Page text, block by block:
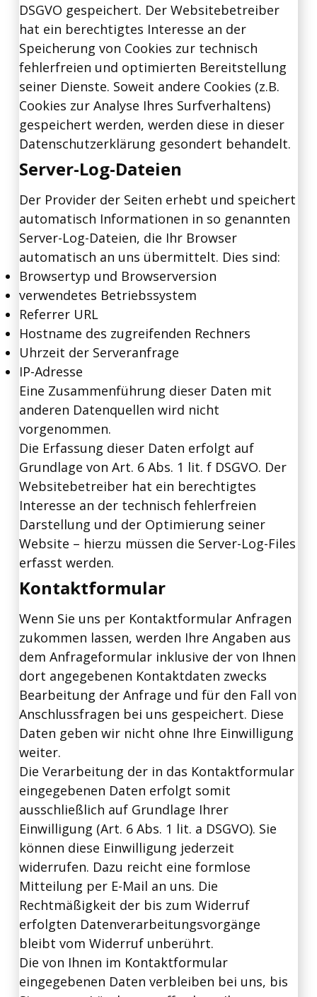
DSGVO gespeichert. Der Websitebetreiber
hat ein berechtigtes Interesse an der
Speicherung von Cookies zur technisch
fehlerfreien und optimierten Bereitstellung
seiner Dienste. Soweit andere Cookies (z.B.
Cookies zur Analyse Ihres Surfverhaltens)
gespeichert werden, werden diese in dieser
Datenschutzerklärung gesondert behandelt.
Server-Log-Dateien
Der Provider der Seiten erhebt und speichert
automatisch Informationen in so genannten
Server-Log-Dateien, die Ihr Browser
automatisch an uns übermittelt. Dies sind:
Browsertyp und Browserversion
verwendetes Betriebssystem
Referrer URL
Hostname des zugreifenden Rechners
Uhrzeit der Serveranfrage
IP-Adresse
Eine Zusammenführung dieser Daten mit
anderen Datenquellen wird nicht
vorgenommen.
Die Erfassung dieser Daten erfolgt auf
Grundlage von Art. 6 Abs. 1 lit. f DSGVO. Der
Websitebetreiber hat ein berechtigtes
Interesse an der technisch fehlerfreien
Darstellung und der Optimierung seiner
Website – hierzu müssen die Server-Log-Files
erfasst werden.
Kontaktformular
Wenn Sie uns per Kontaktformular Anfragen
zukommen lassen, werden Ihre Angaben aus
dem Anfrageformular inklusive der von Ihnen
dort angegebenen Kontaktdaten zwecks
Bearbeitung der Anfrage und für den Fall von
Anschlussfragen bei uns gespeichert. Diese
Daten geben wir nicht ohne Ihre Einwilligung
weiter.
Die Verarbeitung der in das Kontaktformular
eingegebenen Daten erfolgt somit
ausschließlich auf Grundlage Ihrer
Einwilligung (Art. 6 Abs. 1 lit. a DSGVO). Sie
können diese Einwilligung jederzeit
widerrufen. Dazu reicht eine formlose
Mitteilung per E-Mail an uns. Die
Rechtmäßigkeit der bis zum Widerruf
erfolgten Datenverarbeitungsvorgänge
bleibt vom Widerruf unberührt.
Die von Ihnen im Kontaktformular
eingegebenen Daten verbleiben bei uns, bis